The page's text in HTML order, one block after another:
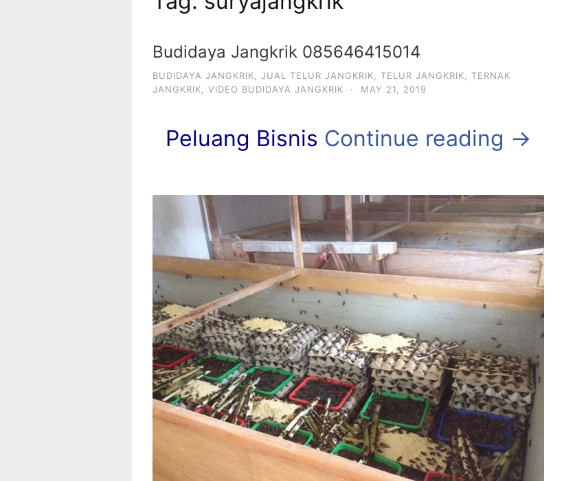
Budidaya Jangkrik 085646415014
BUDIDAYA JANGKRIK JUAL TELUR JANGKRIK TELUR JANGKRIK
TERNAK
JANGKRIK
VIDEO BUDIDAYA JANGKRIK · MAY 21, 2019
Peluang Bisnis Continue reading →